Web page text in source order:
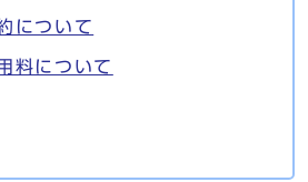
について
料について